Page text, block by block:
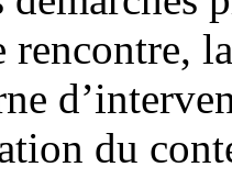
rencontre,
du